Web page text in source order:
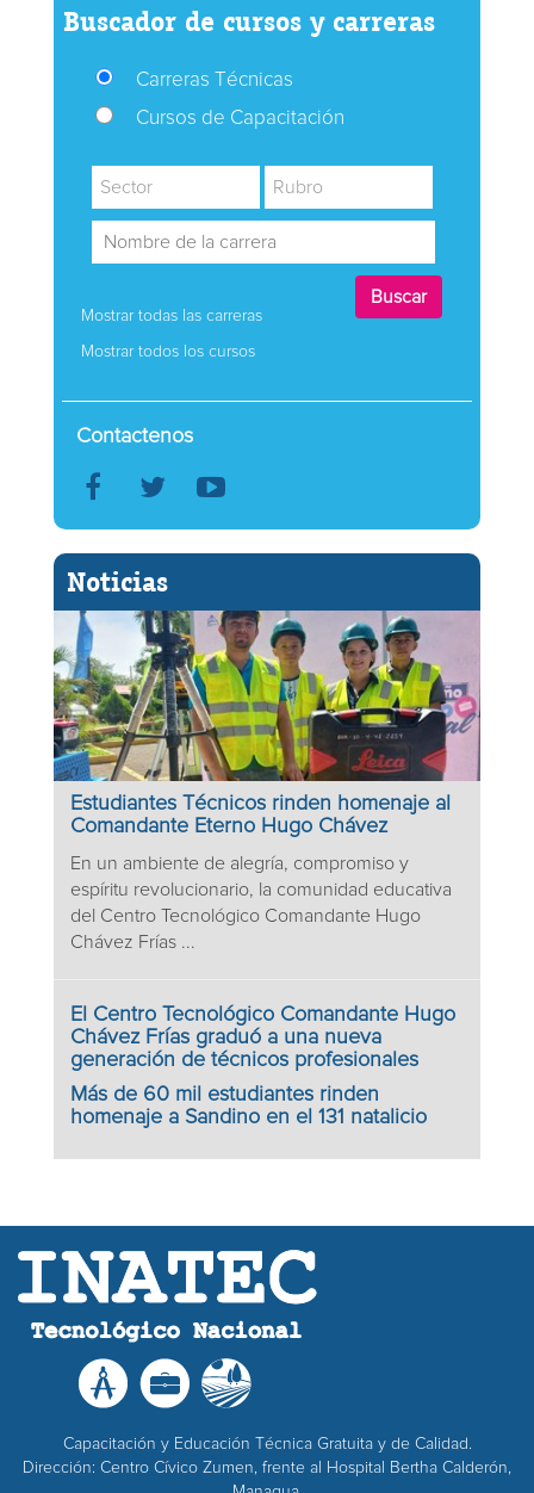
Buscador de cursos y carreras
Carreras Técnicas
Cursos de Capacitación
Mostrar todas las carreras
Mostrar todos los cursos
Contactenos
Noticias
Estudiantes Técnicos rinden homenaje al
Comandante Eterno Hugo Chávez
En un ambiente de alegría, compromiso y
espíritu revolucionario, la comunidad educativa
del Centro Tecnológico Comandante Hugo
Chávez Frías ...
El Centro Tecnológico Comandante Hugo
Chávez Frías graduó a una nueva
generación de técnicos profesionales
Más de 60 mil estudiantes rinden
homenaje a Sandino en el 131 natalicio
Capacitación y Educación Técnica Gratuita y de Calidad.
Dirección: Centro Cívico Zumen, frente al Hospital Bertha Calderón,